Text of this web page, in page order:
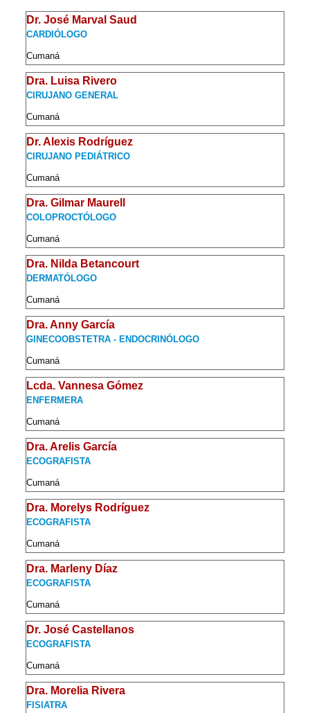
Dr. José Marval Saud
CARDIÓLOGO
Cumaná
Dra. Luisa Rivero
CIRUJANO GENERAL
Cumaná
Dr. Alexis Rodríguez
CIRUJANO PEDIÁTRICO
Cumaná
Dra. Gilmar Maurell
COLOPROCTÓLOGO
Cumaná
Dra. Nilda Betancourt
DERMATÓLOGO
Cumaná
Dra. Anny García
GINECOOBSTETRA - ENDOCRINÓLOGO
Cumaná
Lcda. Vannesa Gómez
ENFERMERA
Cumaná
Dra. Arelis García
ECOGRAFISTA
Cumaná
Dra. Morelys Rodríguez
ECOGRAFISTA
Cumaná
Dra. Marleny Díaz
ECOGRAFISTA
Cumaná
Dr. José Castellanos
ECOGRAFISTA
Cumaná
Dra. Morelia Rivera
FISIATRA